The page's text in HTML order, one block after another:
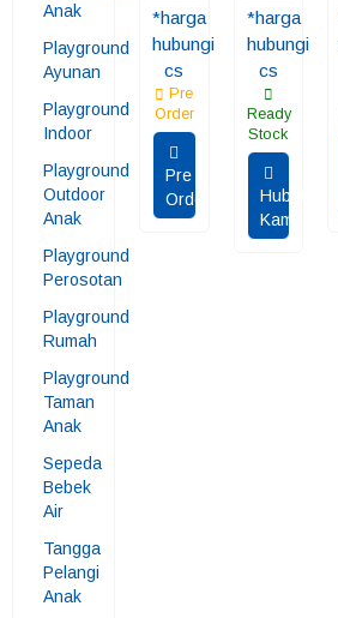
Anak
Playground
Ayunan
Playground
Indoor
Playground
Outdoor
Anak
Playground
Perosotan
Playground
Rumah
Playground
Taman
Anak
Sepeda
Bebek
Air
Tangga
Pelangi
Anak
*harga
hubungi
cs
Pre
Order
Pre
Order
*harga
hubungi
cs
Ready
Stock
Hubungi
Kami